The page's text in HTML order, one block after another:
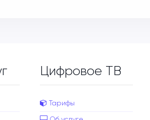
Цифровое ТВ
Тарифы